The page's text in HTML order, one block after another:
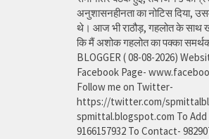
अनुशासनहीनता का नोटिस दिया,
थे। आज भी राठौड़, गहलोत के साथ
कि मैं अशोक गहलोत का पक्का
BLOGGER ( 08-08-2026)
Facebook Page-
Follow me on Twitter-
https://twitter.com/
spmittal.blogspot.com To
9166157932 To Contact-